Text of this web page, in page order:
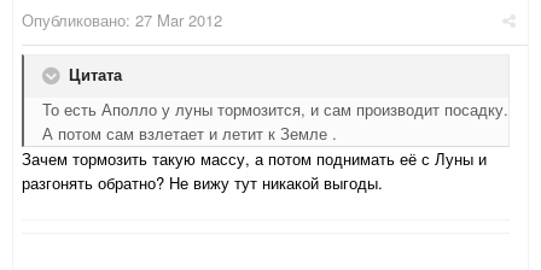
Опубликовано: 27 Mar 2012
Цитата
То есть Аполло у луны тормозится, и сам производит посадку.
А потом сам взлетает и летит к Земле .
Зачем тормозить такую массу, а потом поднимать её с Луны и
разгонять обратно? Не вижу тут никакой выгоды.